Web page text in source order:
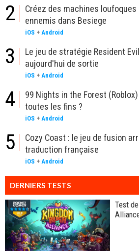
2
Créez des machines
ennemis dans Besiege
iOS + Android
3
Le jeu de stratégie Resident
aujourd'hui de sortie
iOS + Android
4
99 Nights in the Forest
toutes les fins ?
iOS + Android
5
Cozy Coast : le jeu de fusion
traduction française
iOS + Android
DERNIERS TESTS
Test